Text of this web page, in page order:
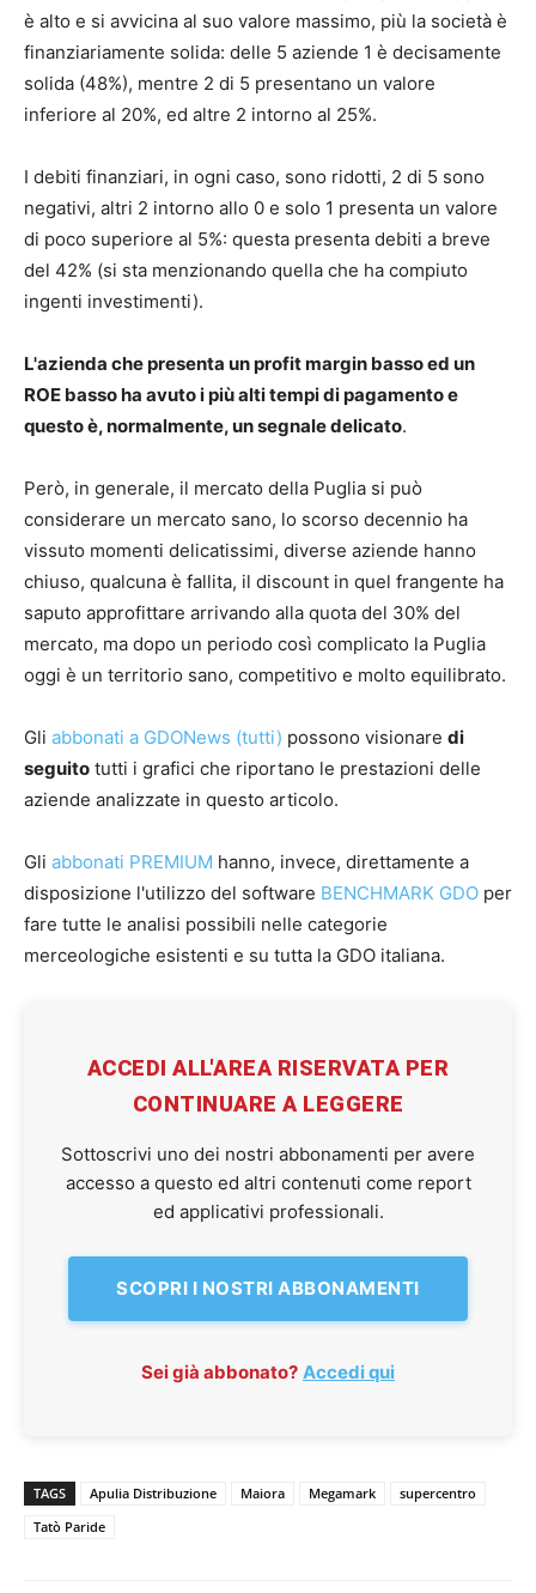
è alto e si avvicina al suo valore massimo, più la società è
finanziariamente solida: delle 5 aziende 1 è decisamente
solida (48%), mentre 2 di 5 presentano un valore
inferiore al 20%, ed altre 2 intorno al 25%.
I debiti finanziari, in ogni caso, sono ridotti, 2 di 5 sono
negativi, altri 2 intorno allo 0 e solo 1 presenta un valore
di poco superiore al 5%: questa presenta debiti a breve
del 42% (si sta menzionando quella che ha compiuto
ingenti investimenti).
L'azienda che presenta un profit margin basso ed un
ROE basso ha avuto i più alti tempi di pagamento e
questo è, normalmente, un segnale delicato.
Però, in generale, il mercato della Puglia si può
considerare un mercato sano, lo scorso decennio ha
vissuto momenti delicatissimi, diverse aziende hanno
chiuso, qualcuna è fallita, il discount in quel frangente ha
saputo approfittare arrivando alla quota del 30% del
mercato, ma dopo un periodo così complicato la Puglia
oggi è un territorio sano, competitivo e molto equilibrato.
Gli abbonati a GDONews (tutti) possono visionare di
seguito tutti i grafici che riportano le prestazioni delle
aziende analizzate in questo articolo.
Gli abbonati PREMIUM hanno, invece, direttamente a
disposizione l'utilizzo del software BENCHMARK GDO per
fare tutte le analisi possibili nelle categorie
merceologiche esistenti e su tutta la GDO italiana.
ACCEDI ALL'AREA RISERVATA PER
CONTINUARE A LEGGERE
Sottoscrivi uno dei nostri abbonamenti per avere
accesso a questo ed altri contenuti come report
ed applicativi professionali.
SCOPRI I NOSTRI ABBONAMENTI
Sei già abbonato? Accedi qui
TAGS Apulia Distribuzione Maiora Megamark
supercentro
Tatò Paride